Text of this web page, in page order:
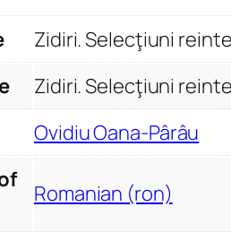
Zidiri. Selecţiuni
Zidiri. Selecţiuni
Ovidiu Oana-Pârâu
Romanian (ron)